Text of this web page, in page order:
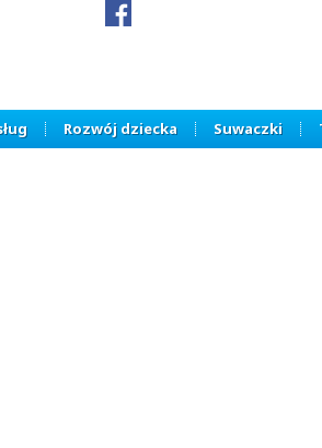
Rozwój dziecka Suwaczki